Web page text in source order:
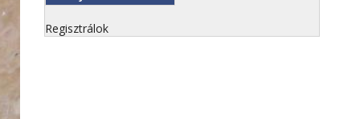
Regisztrálok